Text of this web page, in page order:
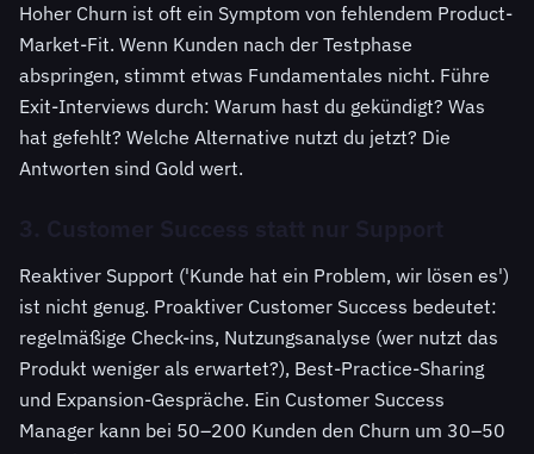
Hoher Churn ist oft ein Symptom von fehlendem Product-
Market-Fit. Wenn Kunden nach der Testphase
abspringen, stimmt etwas Fundamentales nicht. Führe
Exit-Interviews durch: Warum hast du gekündigt? Was
hat gefehlt? Welche Alternative nutzt du jetzt? Die
Antworten sind Gold wert.
Reaktiver Support ('Kunde hat ein Problem, wir lösen es')
ist nicht genug. Proaktiver Customer Success bedeutet:
regelmäßige Check-ins, Nutzungsanalyse (wer nutzt das
Produkt weniger als erwartet?), Best-Practice-Sharing
und Expansion-Gespräche. Ein Customer Success
Manager kann bei 50–200 Kunden den Churn um 30–50